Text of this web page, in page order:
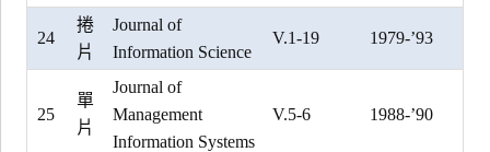
24
捲
片
Journal of
Information Science
V.1-19 1979-’93
25
單
片
Journal of
Management
Information Systems
V.5-6 1988-’90